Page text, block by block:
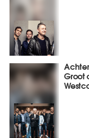
Groot